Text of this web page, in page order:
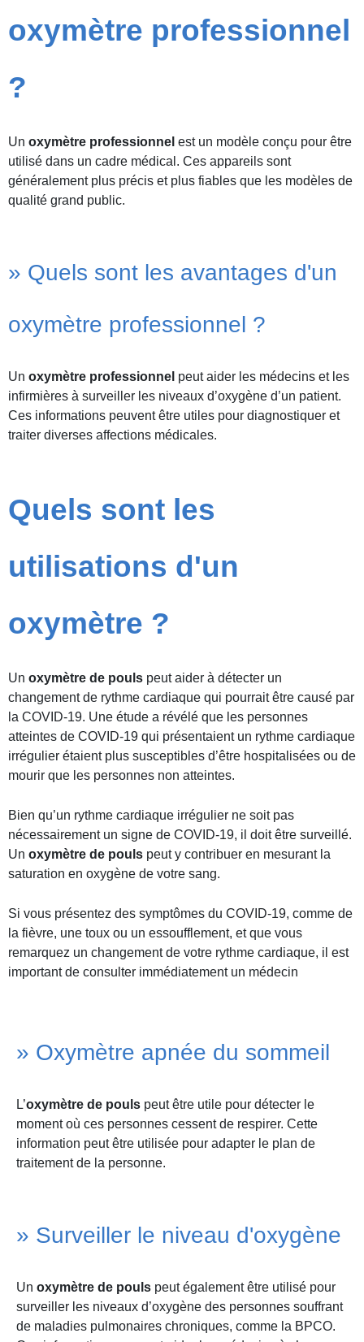
oxymètre professionnel
?
Un oxymètre professionnel est un modèle conçu pour être
utilisé dans un cadre médical. Ces appareils sont
généralement plus précis et plus fiables que les modèles de
qualité grand public.
» Quels sont les avantages d'un
oxymètre professionnel ?
Un oxymètre professionnel peut aider les médecins et les
infirmières à surveiller les niveaux d’oxygène d’un patient.
Ces informations peuvent être utiles pour diagnostiquer et
traiter diverses affections médicales.
Quels sont les
utilisations d'un
oxymètre ?
Un oxymètre de pouls peut aider à détecter un
changement de rythme cardiaque qui pourrait être causé par
la COVID-19. Une étude a révélé que les personnes
atteintes de COVID-19 qui présentaient un rythme cardiaque
irrégulier étaient plus susceptibles d’être hospitalisées ou de
mourir que les personnes non atteintes.
Bien qu’un rythme cardiaque irrégulier ne soit pas
nécessairement un signe de COVID-19, il doit être surveillé.
Un oxymètre de pouls peut y contribuer en mesurant la
saturation en oxygène de votre sang.
Si vous présentez des symptômes du COVID-19, comme de
la fièvre, une toux ou un essoufflement, et que vous
remarquez un changement de votre rythme cardiaque, il est
important de consulter immédiatement un médecin
» Oxymètre apnée du sommeil
L’oxymètre de pouls peut être utile pour détecter le
moment où ces personnes cessent de respirer. Cette
information peut être utilisée pour adapter le plan de
traitement de la personne.
» Surveiller le niveau d'oxygène
Un oxymètre de pouls peut également être utilisé pour
surveiller les niveaux d’oxygène des personnes souffrant
de maladies pulmonaires chroniques, comme la BPCO.